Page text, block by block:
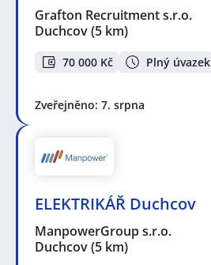
Grafton Recruitment s.r.o.
Duchcov(5 km)
70 000 Kč Plný úvazek
Zveřejněno: 7. srpna
ELEKTRIKÁŘ Duchcov
ManpowerGroup s.r.o.
Duchcov(5 km)